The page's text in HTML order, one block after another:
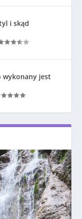
i skąd
wykonany jest